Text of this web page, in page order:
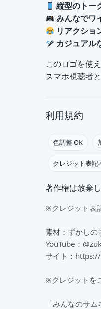
縦型のトー
みんなでワ
リアクショ
カジュアル
このロゴを使
スマホ視聴者
利用規約
色調整 OK
クレジット表記
著作権は放棄し
※クレジット表
素材：ずかしの
YouTube：
サイト：
※クレジットを
「みんなのサ